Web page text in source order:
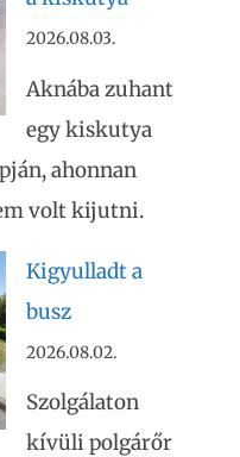
2026.08.03.
Aknába zuhant
egy kiskutya
ahonnan
volt kijutni.
Kigyulladt a
busz
2026.08.02.
Szolgálaton
kívüli polgárőr